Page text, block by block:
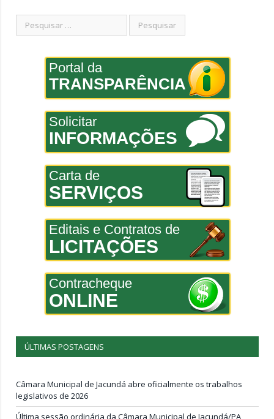
Portal da
TRANSPARÊNCIA
Solicitar
INFORMAÇÕES
Carta de
SERVIÇOS
Editais e Contratos de
LICITAÇÕES
Contracheque
ONLINE
ÚLTIMAS POSTAGENS
Câmara Municipal de Jacundá abre oficialmente os trabalhos
legislativos de 2026
Última sessão ordinária da Câmara Municipal de Jacundá/PA